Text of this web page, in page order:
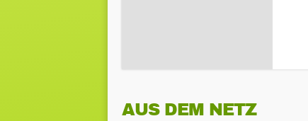
AUS DEM NETZ